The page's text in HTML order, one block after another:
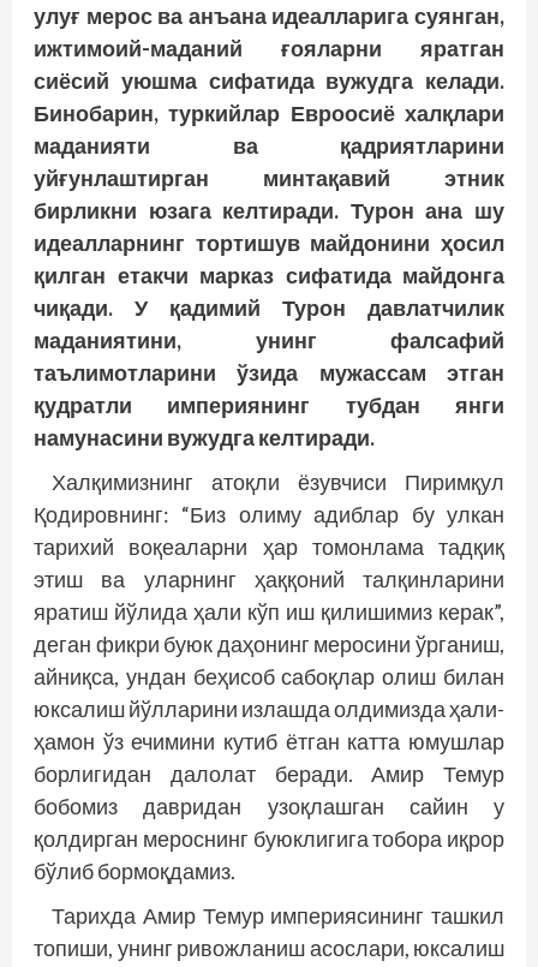
улуғ мерос ва анъана идеалларига суянган,
ижтимоий-маданий ғояларни яратган
сиёсий уюшма сифатида вужудга келади.
Бинобарин, туркийлар Евроосиё халқлари
маданияти ва қадриятларини
уйғунлаштирган минтақавий этник
бирликни юзага келтиради. Турон ана шу
идеалларнинг тортишув майдонини ҳосил
қилган етакчи марказ сифатида майдонга
чиқади. У қадимий Турон давлатчилик
маданиятини, унинг фалсафий
таълимотларини ўзида мужассам этган
қудратли империянинг тубдан янги
намунасини вужудга келтиради.
Халқимизнинг атоқли ёзувчиси Пиримқул
Қодировнинг: “Биз олиму адиблар бу улкан
тарихий воқеаларни ҳар томонлама тадқиқ
этиш ва уларнинг ҳаққоний талқинларини
яратиш йўлида ҳали кўп иш қилишимиз керак”,
деган фикри буюк даҳонинг меросини ўрганиш,
айниқса, ундан беҳисоб сабоқлар олиш билан
юксалиш йўлларини излашда олдимизда ҳали-
ҳамон ўз ечимини кутиб ётган катта юмушлар
борлигидан далолат беради. Амир Темур
бобомиз давридан узоқлашган сайин у
қолдирган мероснинг буюклигига тобора иқрор
бўлиб бормоқдамиз.
Тарихда Амир Темур империясининг ташкил
топиши, унинг ривожланиш асослари, юксалиш